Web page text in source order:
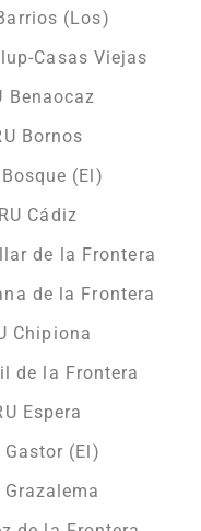
(Los)
Casas Viejas
Benaocaz
Bornos
(El)
Cádiz
de la Frontera
de la Frontera
Chipiona
de la Frontera
Espera
(El)